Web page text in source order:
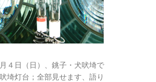
４日（日）、銚子・犬吠埼で
吠埼灯台；全部見せます、語り